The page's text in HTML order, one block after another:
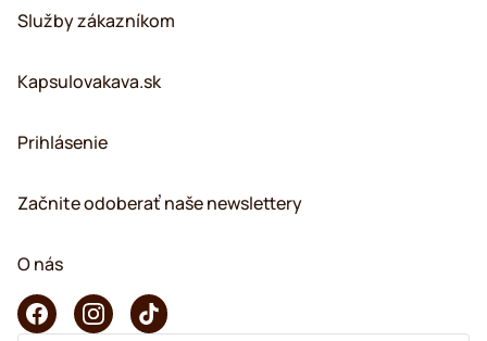
Služby zákazníkom
Kapsulovakava.sk
Prihlásenie
Začnite odoberať naše newslettery
O nás